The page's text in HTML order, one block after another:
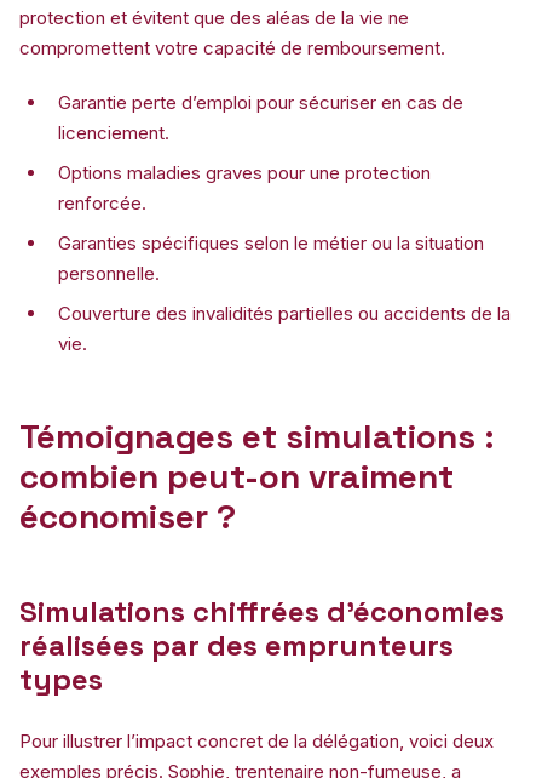
protection et évitent que des aléas de la vie ne
compromettent votre capacité de remboursement.
Garantie perte d’emploi pour sécuriser en cas de
licenciement.
Options maladies graves pour une protection
renforcée.
Garanties spécifiques selon le métier ou la situation
personnelle.
Couverture des invalidités partielles ou accidents de la
vie.
Témoignages et simulations :
combien peut-on vraiment
économiser ?
Simulations chiffrées d’économies
réalisées par des emprunteurs
types
Pour illustrer l’impact concret de la délégation, voici deux
exemples précis. Sophie, trentenaire non-fumeuse, a